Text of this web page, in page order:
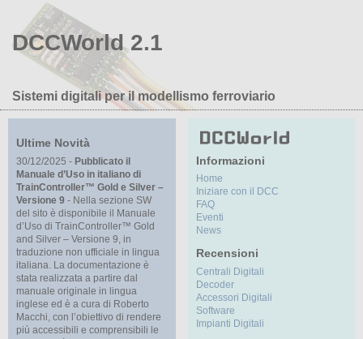
DCCWorld 2.1
Sistemi digitali per il modellismo ferroviario
Ultime Novità
30/12/2025 - Pubblicato il
Manuale d’Uso in italiano di
TrainController™ Gold e Silver –
Versione 9 - Nella sezione SW
del sito è disponibile il Manuale
d’Uso di TrainController™ Gold
and Silver – Versione 9, in
traduzione non ufficiale in lingua
italiana. La documentazione è
stata realizzata a partire dal
manuale originale in lingua
inglese ed è a cura di Roberto
Macchi, con l’obiettivo di rendere
più accessibili e comprensibili le
Informazioni
Home
Iniziare con il DCC
FAQ
Eventi
News
Recensioni
Centrali Digitali
Decoder
Accessori Digitali
Software
Impianti Digitali